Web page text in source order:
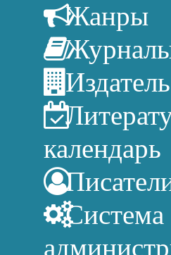
Жанры
календарь
Система